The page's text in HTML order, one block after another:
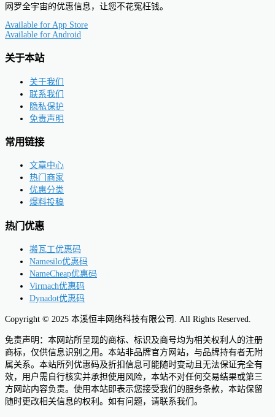
网罗全宇宙的优惠信息，让您不花冤枉钱。
Available for App Store
Available for Android
关于本站
关于我们
联系我们
隐私保护
免责声明
常用链接
文章中心
热门商家
优惠分类
爆料投稿
热门优惠
搬瓦工优惠码
Namesilo优惠码
NameCheap优惠码
Virmach优惠码
Dynadot优惠码
Copyright © 2025 本溪恒丰网络科技有限公司. All Rights Reserved.
免责声明：本网站所呈现的商标、标识及商号均为相关权利人的注册
商标，仅供信息识别之用。本站非品牌官方网站，与品牌持有者无附
属关系。本站所列优惠码及折扣信息可能随时变动且无法保证完全有
效，用户需自行核实并承担使用风险，本站不对任何交易结果或第三
方网站内容负责。使用本站即表示您接受我们的服务条款，本站保留
随时更改相关信息的权利。如有问题，请联系我们。